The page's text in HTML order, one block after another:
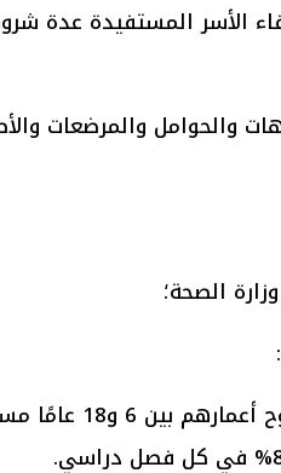
الأسر المستفيدة عدة
والحوامل والمرضعات
الصحة؛
- يجب أن يكون الأطفال الذين